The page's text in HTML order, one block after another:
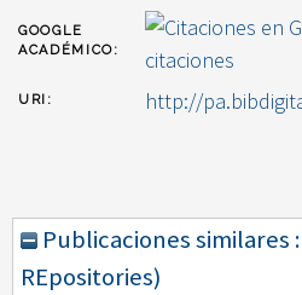
GOOGLE
ACADÉMICO:
citaciones
URI: http://
Publicaciones similares
REpositories)